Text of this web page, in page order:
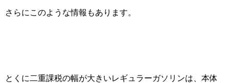
さらにこのような情報もあります。
とくに二重課税の幅が大きいレギュラーガソリンは、本体